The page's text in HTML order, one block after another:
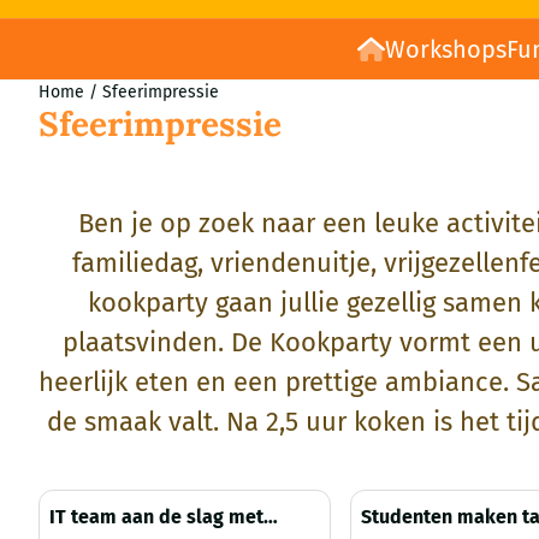
Workshops
Home / Sfeerimpressie
Sfeerimpressie
Ben je op zoek naar een leuke
familiedag, vriendenuitje,
kookparty gaan jullie gezellig
plaatsvinden. De Kookparty vormt
heerlijk eten en een prettige ambiance.
de smaak valt. Na 2,5 uur koken is het
IT team aan de slag met
Studenten maken